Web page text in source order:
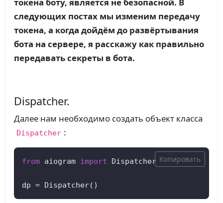
следующих постах мы изменим передачу
токена, а когда дойдём до развёртывания
бота на сервере, я расскажу как правильно
передавать секреты в бота.
Dispatcher.
Далее нам необходимо создать объект класса
Dispatcher :
from aiogram import Dispatcher
dp = Dispatcher()
Копировать